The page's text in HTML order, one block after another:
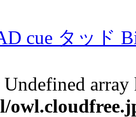
cue タッド
Undefined